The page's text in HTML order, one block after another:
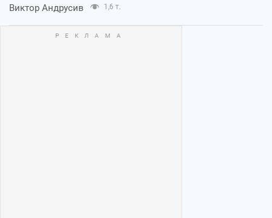
Виктор Андрусив 1,6 т.